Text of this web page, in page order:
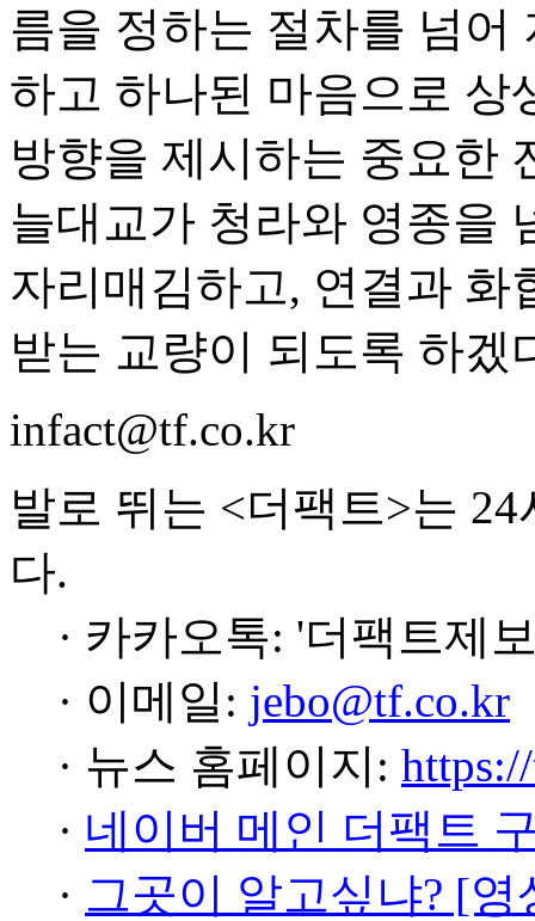
름을 정하는 절차를 넘어
하고 하나된 마음으로 상
방향을 제시하는 중요한
늘대교가 청라와 영종을
자리매김하고, 연결과 화
받는 교량이 되도록 하겠
infact@tf.co.kr
발로 뛰는 <더팩트>는
다.
· 카카오톡: '더팩트제
· 이메일: jebo@tf.co.kr
· 뉴스 홈페이지:
· 네이버 메인 더팩트
· 그곳이 알고싶냐? [